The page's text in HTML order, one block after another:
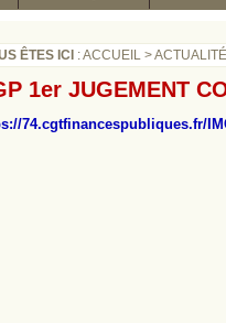
ÊTES ICI :ACCUEIL >ACTUALITÉ
1er JUGEMENT
74.cgtfinancespubliques.fr/